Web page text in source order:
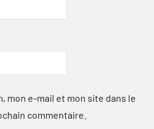
mon e-mail et mon site dans le
commentaire.